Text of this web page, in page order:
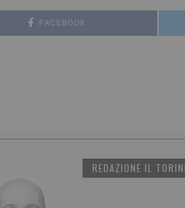
FACEBOOK
REDAZIONE IL